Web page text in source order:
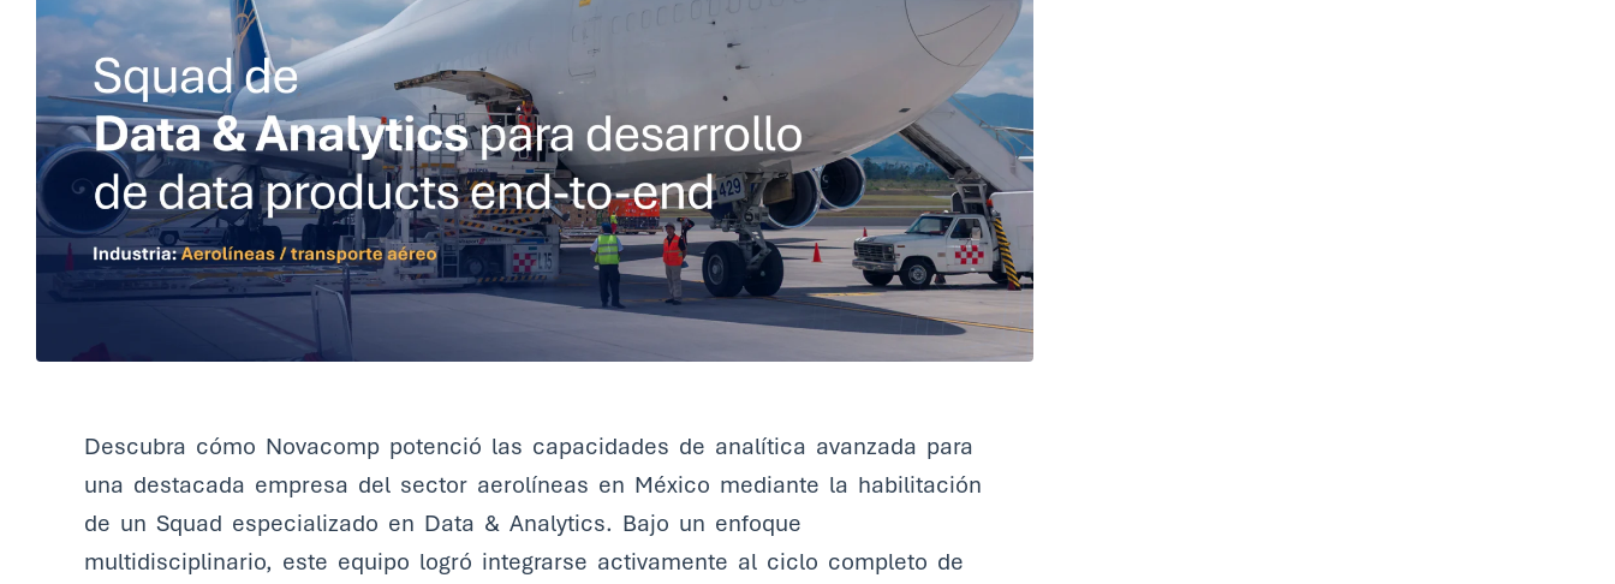
Descubra cómo Novacomp potenció las capacidades de analítica avanzada para
una destacada empresa del sector aerolíneas en México mediante la habilitación
de un Squad especializado en Data & Analytics. Bajo un enfoque
multidisciplinario, este equipo logró integrarse activamente al ciclo completo de